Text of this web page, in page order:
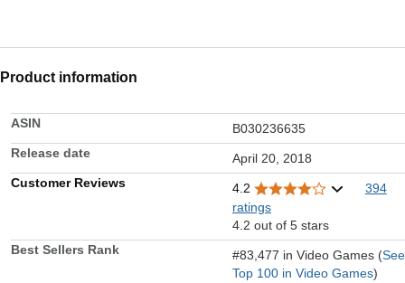
Product information
ASIN
B030236635
Release date
April 20, 2018
Customer Reviews
4.2
394
ratings
4.2 out of 5 stars
Best Sellers Rank
#83,477 in Video Games (See
Top 100 in Video Games)